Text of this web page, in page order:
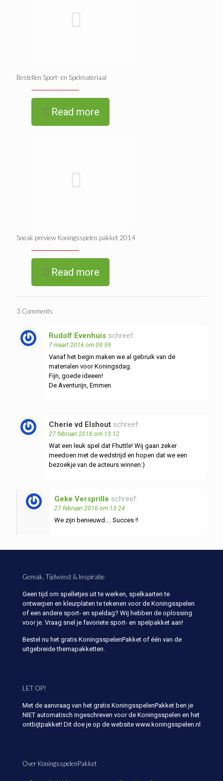
Bestellen Sport- en Spelmateriaal
Read more
Sneak preview Koningsspelen pakket 2014
Read more
3 Comments
Rudolf Evenhuis schreef:
7 maart 2016 om 09:59
Vanaf het begin maken we al gebruik van de
materialen voor Koningsdag.
Fijn, goede ideeen!
De Aventurijn, Emmen
Cherie vd Elshout schreef:
27 februari 2016 om 13:12
Wat een leuk spel dat Fhuttle! Wij gaan zeker
meedoen met de wedstrijd en hopen dat we een
bezoekje van de acteurs winnen:)
Geke Versprille schreef:
27 februari 2016 om 13:24
We zijn benieuwd…. Succes !!
Gemak, Tijdwinst & Inspiratie
Geen tijd om spelletjes uit te werken, spelkaarten te
ontwerpen en kleurplaten te tekenen voor de Koningsspelen
of een andere sport- en speldag? Wij hebben de oplossing
voor je. Vraag snel je favoriete sport- en spelpakket aan!
Bestel nu het gratis KoningsspelenPakket of één van de
uitgebreide themapakketten.
LET OP!
Met de aanvraag van het gratis KoningsspelenPakket ben je
NIET automatisch ingeschreven voor de Koningsspelen en het
ontbijtpakket! Dit doe je op de website www.koningsspelen.nl
Over KoningsspelenPakket